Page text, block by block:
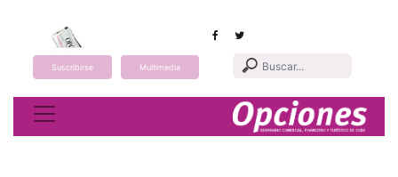
Suscribirse Multimedia
Toggle navigation